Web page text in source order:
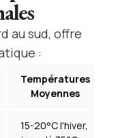
au sud, offre
:
Températures
Moyennes
15-20°C l'hiver,